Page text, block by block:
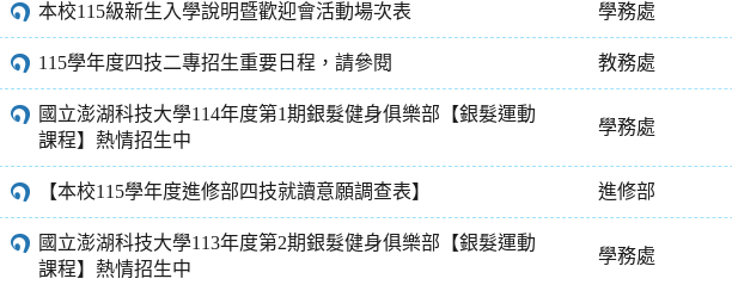
本校115級新生入學說明暨歡迎會活動場次表 學務處
115學年度四技二專招生重要日程，請參閱 教務處
國立澎湖科技大學114年度第1期銀髮健身俱樂部【銀髮運動
課程】熱情招生中
學務處
【本校115學年度進修部四技就讀意願調查表】 進修部
國立澎湖科技大學113年度第2期銀髮健身俱樂部【銀髮運動
課程】熱情招生中
學務處